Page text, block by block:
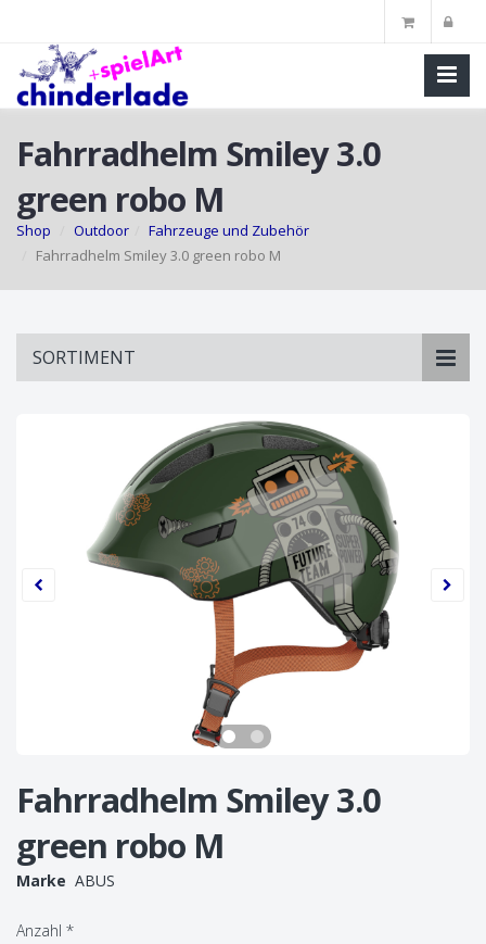
Fahrradhelm Smiley 3.0
green robo M
Shop Outdoor
Fahrzeuge und Zubehör
Fahrradhelm Smiley 3.0 green robo M
SORTIMENT
Fahrradhelm Smiley 3.0
green robo M
Marke ABUS
Anzahl *